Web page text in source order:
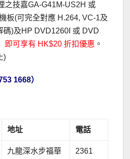
之技嘉GA-G41M-US2H 或
板(可完全對應 H.264, VC-1及
碼)及HP DVD1260I 或 DVD
即可享有 HK$20 折扣優惠 。
)
1668）
地址 電話
九龍深水步福華
2361